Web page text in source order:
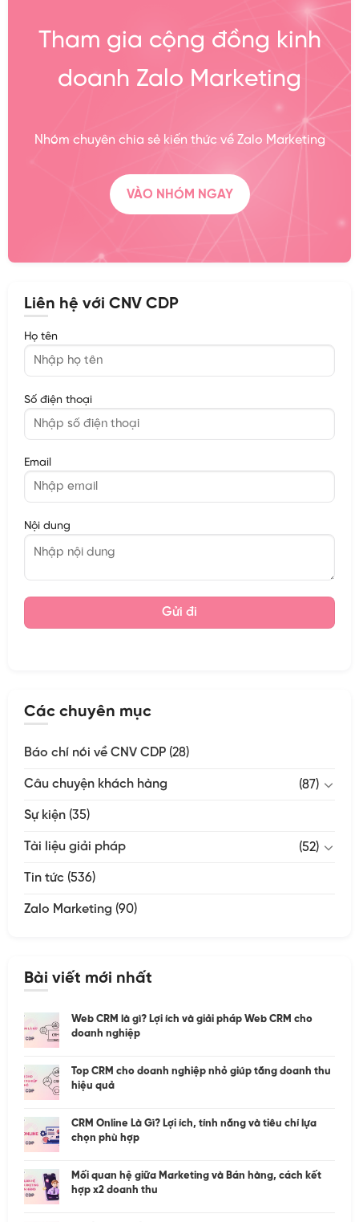
Tham gia cộng đồng kinh
doanh Zalo Marketing
Nhóm chuyên chia sẻ kiến thức về Zalo Marketing
VÀO NHÓM NGAY
Liên hệ với CNV CDP
Họ tên
Số điện thoại
Email
Nội dung
Các chuyên mục
Báo chí nói về CNV CDP(28)
Câu chuyện khách hàng (87)
Sự kiện(35)
Tài liệu giải pháp (52)
Tin tức (536)
Zalo Marketing (90)
Bài viết mới nhất
Web CRM là gì? Lợi ích và giải pháp Web CRM cho
doanh nghiệp
Top CRM cho doanh nghiệp nhỏ giúp tăng doanh thu
hiệu quả
CRM Online Là Gì? Lợi ích, tính năng và tiêu chí lựa
chọn phù hợp
Mối quan hệ giữa Marketing và Bán hàng, cách kết
hợp x2 doanh thu